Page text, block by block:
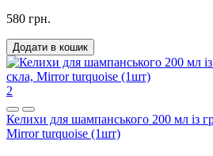
580 грн.
Додати в кошик
2
Келихи для шампанського 200 мл із
Mirror turquoise (1шт)